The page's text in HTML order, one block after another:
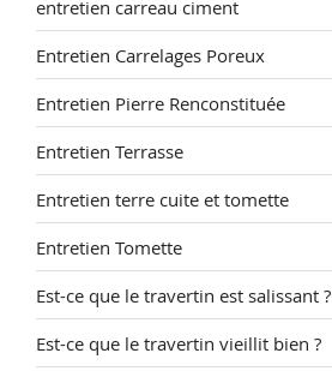
entretien carreau ciment
Entretien Carrelages Poreux
Entretien Pierre Renconstituée
Entretien Terrasse
Entretien terre cuite et tomette
Entretien Tomette
Est-ce que le travertin est salissant ?
Est-ce que le travertin vieillit bien ?